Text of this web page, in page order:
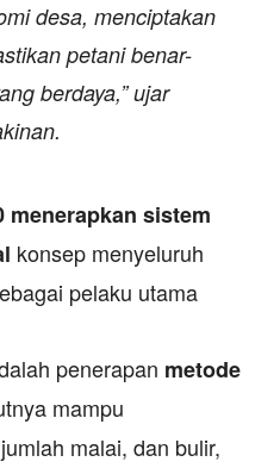
desa, menciptakan
petani benar-
berdaya,” ujar
menerapkan sistem
konsep menyeluruh
pelaku utama
penerapan metode
mampu
malai, dan bulir,